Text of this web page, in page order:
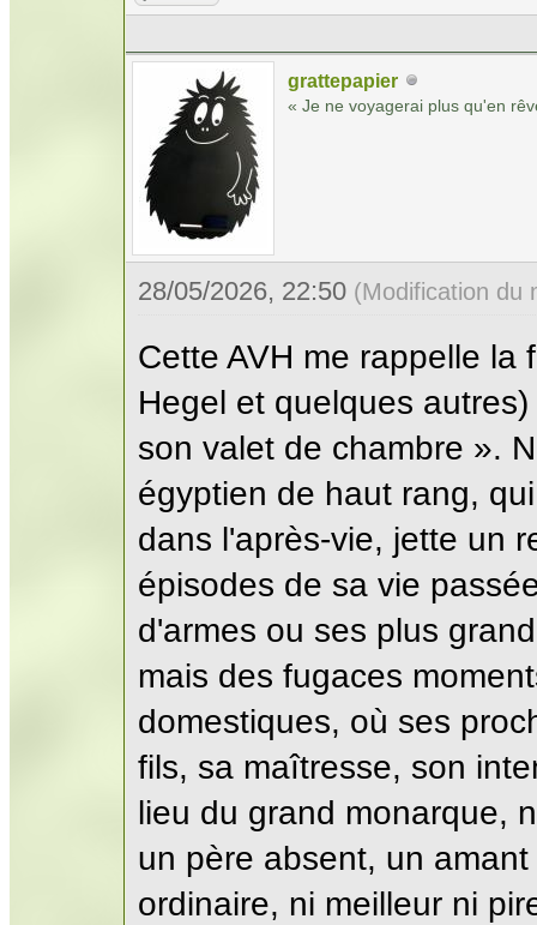
grattepapier
« Je ne voyagerai plus qu'en
28/05/2026, 22:50 (Modification du
Cette AVH me rappelle la
Hegel et quelques
son valet de chambre ».
égyptien de haut rang,
dans l'après-vie, jette un
épisodes de sa vie
d'armes ou ses plus
mais des fugaces
domestiques, où ses
fils, sa maîtresse, son
lieu du grand monarque,
un père absent, un
ordinaire, ni meilleur ni